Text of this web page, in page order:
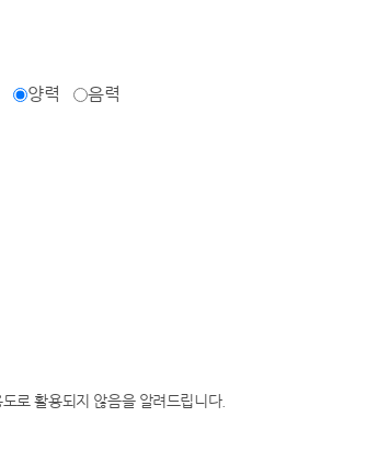
양력
음력
로 활용되지 않음을 알려드립니다.